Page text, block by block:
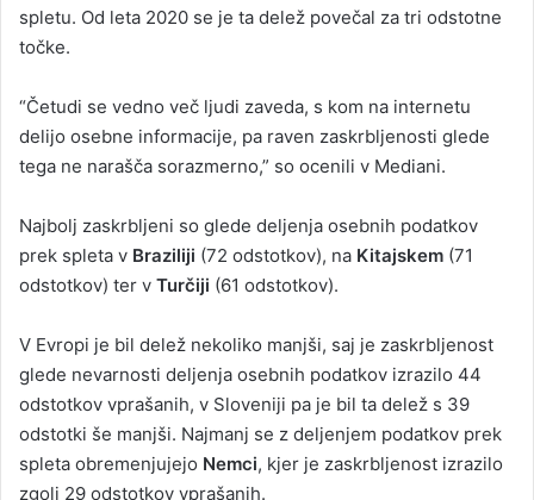
spletu. Od leta 2020 se je ta delež povečal za tri odstotne
točke.
“Četudi se vedno več ljudi zaveda, s kom na internetu
delijo osebne informacije, pa raven zaskrbljenosti glede
tega ne narašča sorazmerno,” so ocenili v Mediani.
Najbolj zaskrbljeni so glede deljenja osebnih podatkov
prek spleta v Braziliji (72 odstotkov), na Kitajskem (71
odstotkov) ter v Turčiji (61 odstotkov).
V Evropi je bil delež nekoliko manjši, saj je zaskrbljenost
glede nevarnosti deljenja osebnih podatkov izrazilo 44
odstotkov vprašanih, v Sloveniji pa je bil ta delež s 39
odstotki še manjši. Najmanj se z deljenjem podatkov prek
spleta obremenjujejo Nemci, kjer je zaskrbljenost izrazilo
zgolj 29 odstotkov vprašanih.